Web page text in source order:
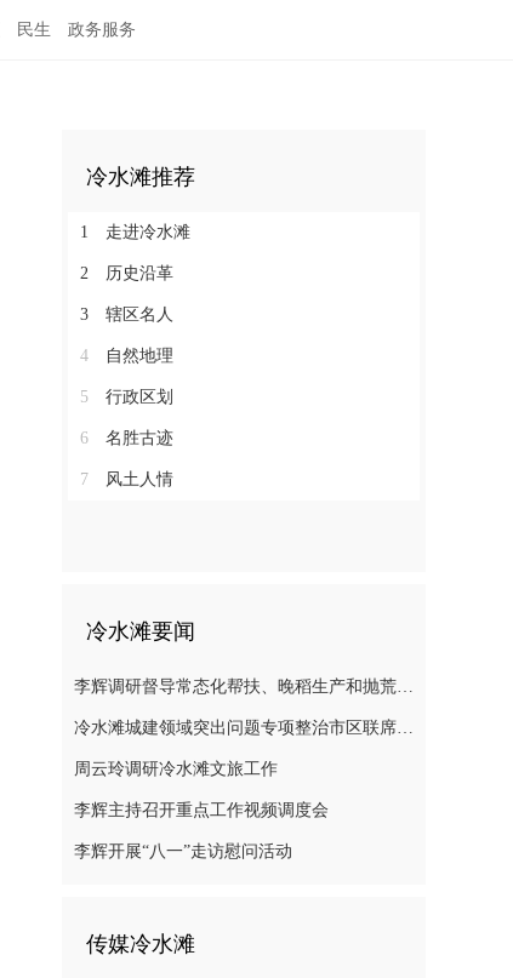
民生 政务服务
冷水滩推荐
1 走进冷水滩
2 历史沿革
3 辖区名人
4 自然地理
5 行政区划
6 名胜古迹
7 风土人情
冷水滩要闻
李辉调研督导常态化帮扶、晚稻生产和抛荒治理等工作
冷水滩城建领域突出问题专项整治市区联席会议召开
周云玲调研冷水滩文旅工作
李辉主持召开重点工作视频调度会
李辉开展“八一”走访慰问活动
传媒冷水滩